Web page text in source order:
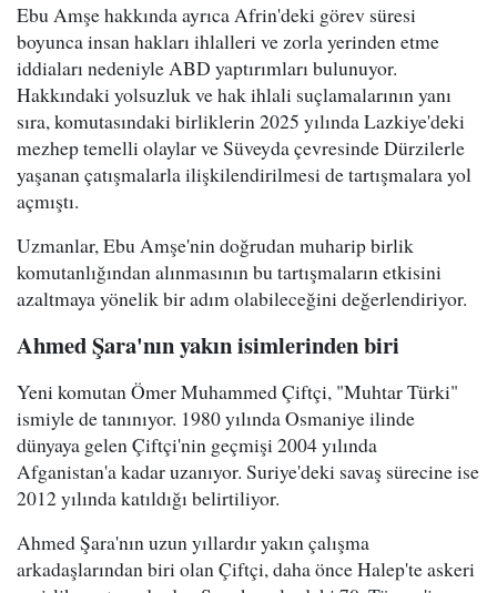
Ebu Amşe hakkında ayrıca Afrin'deki görev süresi
boyunca insan hakları ihlalleri ve zorla yerinden etme
iddiaları nedeniyle ABD yaptırımları bulunuyor.
Hakkındaki yolsuzluk ve hak ihlali suçlamalarının yanı
sıra, komutasındaki birliklerin 2025 yılında Lazkiye'deki
mezhep temelli olaylar ve Süveyda çevresinde Dürzilerle
yaşanan çatışmalarla ilişkilendirilmesi de tartışmalara yol
açmıştı.
Uzmanlar, Ebu Amşe'nin doğrudan muharip birlik
komutanlığından alınmasının bu tartışmaların etkisini
azaltmaya yönelik bir adım olabileceğini değerlendiriyor.
Ahmed Şara'nın yakın isimlerinden biri
Yeni komutan Ömer Muhammed Çiftçi, "Muhtar Türki"
ismiyle de tanınıyor. 1980 yılında Osmaniye ilinde
dünyaya gelen Çiftçi'nin geçmişi 2004 yılında
Afganistan'a kadar uzanıyor. Suriye'deki savaş sürecine ise
2012 yılında katıldığı belirtiliyor.
Ahmed Şara'nın uzun yıllardır yakın çalışma
arkadaşlarından biri olan Çiftçi, daha önce Halep'te askeri